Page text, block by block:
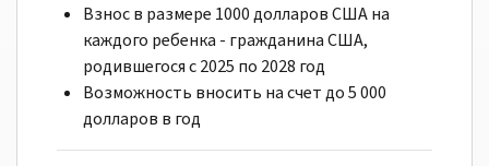
Взнос в размере 1000 долларов США на
каждого ребенка - гражданина США,
родившегося с 2025 по 2028 год
Возможность вносить на счет до 5 000
долларов в год